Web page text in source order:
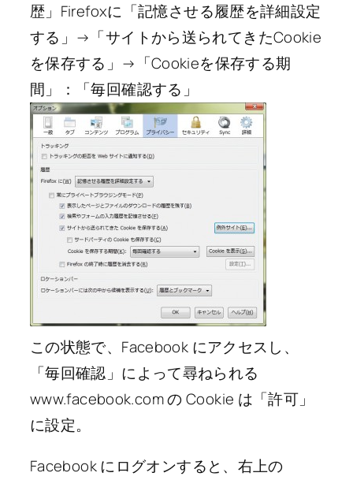
歴」Firefoxに「記憶させる履歴を詳細設定
する」→「サイトから送られてきたCookie
を保存する」→「Cookieを保存する期
間」：「毎回確認する」
この状態で、Facebook にアクセスし、
「毎回確認」によって尋ねられる
www.facebook.com の Cookie は「許可」
に設定。
Facebook にログオンすると、右上の